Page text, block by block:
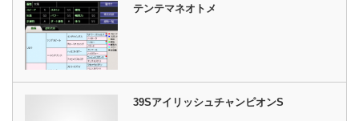
テンテマネオトメ
39SアイリッシュチャンピオンS